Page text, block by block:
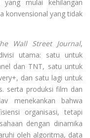
mulai kehilangan
konvensional yang tidak
Wall Street Journal,
utama: satu untuk
dan TNT, satu untuk
dan satu lagi untuk
serta produksi film dan
menekankan bahwa
organisasi, tetapi
dengan dinamika
oleh algoritma, data